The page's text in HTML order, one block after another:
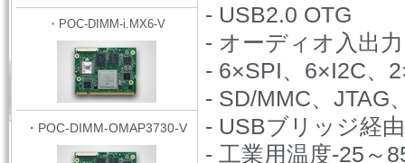
・POC-DIMM-i.MX6-V
・POC-DIMM-OMAP3730-V
- USB2.0 OTG
- オーディオ入出力
- 6×SPI、6×I2C、
- SD/MMC、JTAG
- USBブリッジ経
- 工業用温度-25～